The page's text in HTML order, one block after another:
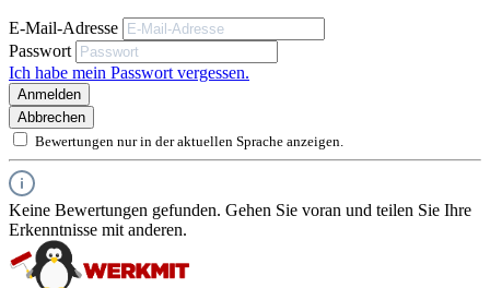
E-Mail-Adresse
Passwort
Ich habe mein Passwort vergessen.
Anmelden
Abbrechen
Bewertungen nur in der aktuellen Sprache anzeigen.
Keine Bewertungen gefunden. Gehen Sie voran und teilen Sie Ihre
Erkenntnisse mit anderen.